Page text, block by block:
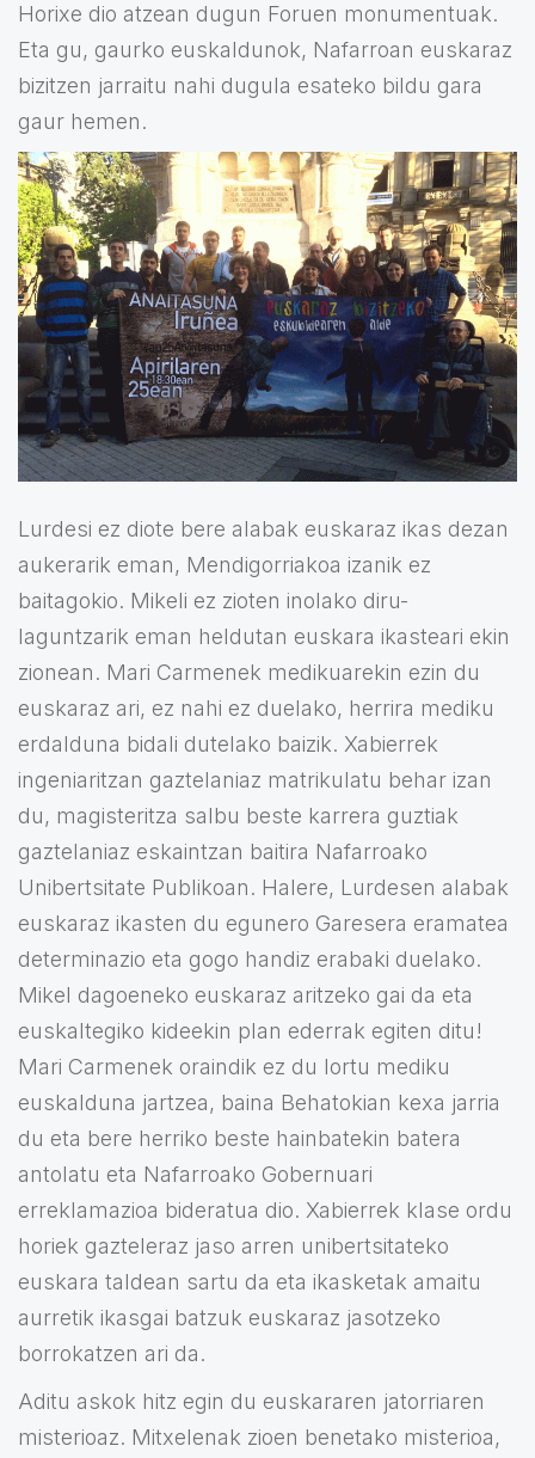
Horixe dio atzean dugun Foruen monumentuak.
Eta gu, gaurko euskaldunok, Nafarroan euskaraz
bizitzen jarraitu nahi dugula esateko bildu gara
gaur hemen.
Lurdesi ez diote bere alabak euskaraz ikas dezan
aukerarik eman, Mendigorriakoa izanik ez
baitagokio. Mikeli ez zioten inolako diru-
laguntzarik eman heldutan euskara ikasteari ekin
zionean. Mari Carmenek medikuarekin ezin du
euskaraz ari, ez nahi ez duelako, herrira mediku
erdalduna bidali dutelako baizik. Xabierrek
ingeniaritzan gaztelaniaz matrikulatu behar izan
du, magisteritza salbu beste karrera guztiak
gaztelaniaz eskaintzan baitira Nafarroako
Unibertsitate Publikoan. Halere, Lurdesen alabak
euskaraz ikasten du egunero Garesera eramatea
determinazio eta gogo handiz erabaki duelako.
Mikel dagoeneko euskaraz aritzeko gai da eta
euskaltegiko kideekin plan ederrak egiten ditu!
Mari Carmenek oraindik ez du lortu mediku
euskalduna jartzea, baina Behatokian kexa jarria
du eta bere herriko beste hainbatekin batera
antolatu eta Nafarroako Gobernuari
erreklamazioa bideratua dio. Xabierrek klase ordu
horiek gazteleraz jaso arren unibertsitateko
euskara taldean sartu da eta ikasketak amaitu
aurretik ikasgai batzuk euskaraz jasotzeko
borrokatzen ari da.
Aditu askok hitz egin du euskararen jatorriaren
misterioaz. Mitxelenak zioen benetako misterioa,